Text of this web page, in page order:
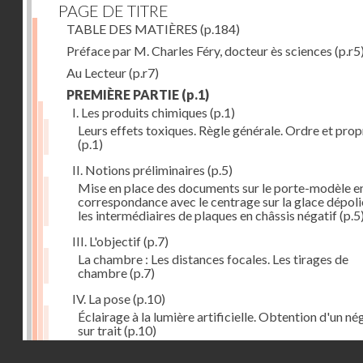
PAGE DE TITRE
TABLE DES MATIÈRES (p.184)
Préface par M. Charles Féry, docteur ès sciences
Au Lecteur(p.r7)
PREMIÈRE PARTIE (p.1)
I. Les produits chimiques (p.1)
Leurs effets toxiques. Règle générale. Ordre et
(p.1)
II. Notions préliminaires (p.5)
Mise en place des documents sur le porte-modèle
correspondance avec le centrage sur la glace
les intermédiaires de plaques en châssis négatif
III. L'objectif(p.7)
La chambre : Les distances focales. Les tirages de
chambre(p.7)
IV. La pose(p.10)
Éclairage à la lumière artificielle. Obtention d'un
sur trait(p.10)